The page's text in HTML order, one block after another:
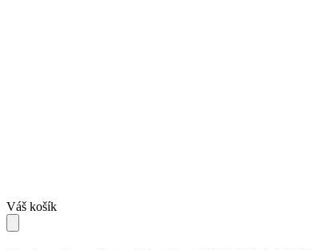
Skip
to
navigation
Skip
to
content
Váš košík